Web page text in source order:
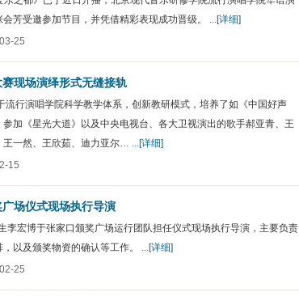
芳受邀参加节目，并凭借精彩表现成功晋级。
...[详细]
25
现场演绎形式无缝接轨
行演唱学院科学教学体系，创新教研模式，培养了如《中国好声
加《星光大道》以及中央电视台、各大卫视演出的歌手郝亚青、王
王一然、王欣茹、迪力亚尔… ...[详细]
15
场仪式现场执行导演
李宏博于张家口颁奖广场运行团队担任仪式现场执行导演，主要负责
以及颁奖物资的确认等工作。
...[详细]
25